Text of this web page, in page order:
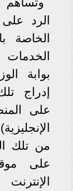
الرد
الخاصة
الخدمات
بوابة
إدراج
على
من تلك
على